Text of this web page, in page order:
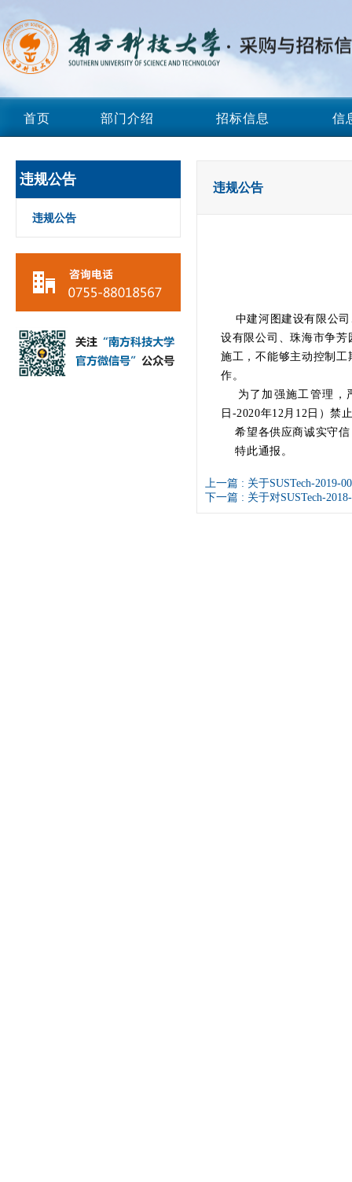
首页 部门介绍 招标信息 信
违规公告
违规公告
违规公告
中建河图建设有限公司
设有限公司、珠海市争
施工，不能够主动控制
作。
为了加强施工管理，
日-2020年12月12日）禁
希望各供应商诚实守信
特此通报。
上一篇 : 关于SUSTech-2019-
下一篇 : 关于对SUSTech-